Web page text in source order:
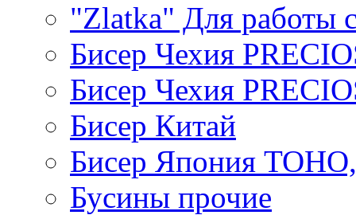
"Zlatka" Для работы
Бисер Чехия
Бисер Чехия
Бисер Китай
Бисер Япония
Бусины прочие